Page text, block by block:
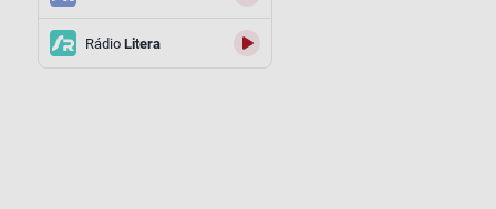
RádioLitera